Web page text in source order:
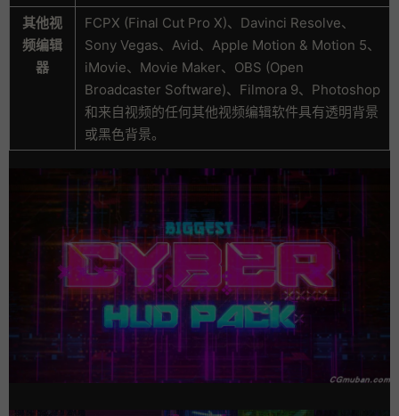
其他视
频编辑
器
FCPX (Final Cut Pro X)、Davinci Resolve、
Sony Vegas、Avid、Apple Motion & Motion 5、
iMovie、Movie Maker、OBS (Open
Broadcaster Software)、Filmora 9、Photoshop
和来自视频的任何其他视频编辑软件具有透明背景
或黑色背景。